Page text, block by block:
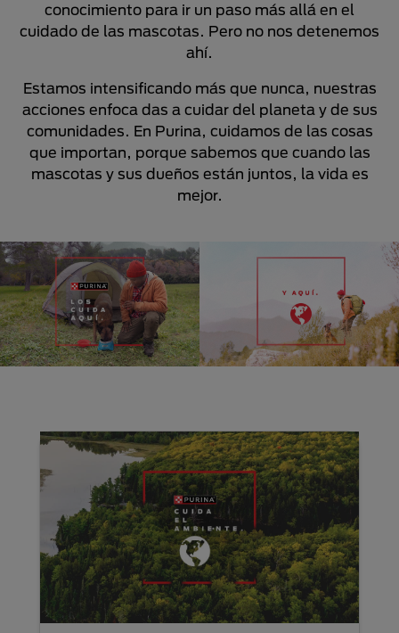
conocimiento para ir un paso más allá en el
cuidado de las mascotas. Pero no nos detenemos
ahí.
Estamos intensificando más que nunca, nuestras
acciones enfoca das a cuidar del planeta y de sus
comunidades. En Purina, cuidamos de las cosas
que importan, porque sabemos que cuando las
mascotas y sus dueños están juntos, la vida es
mejor.